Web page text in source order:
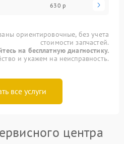
630 р
ориентировочные, без учета
стоимости запчастей.
на бесплатную диагностику.
и укажем на неисправность.
все услуги
центра